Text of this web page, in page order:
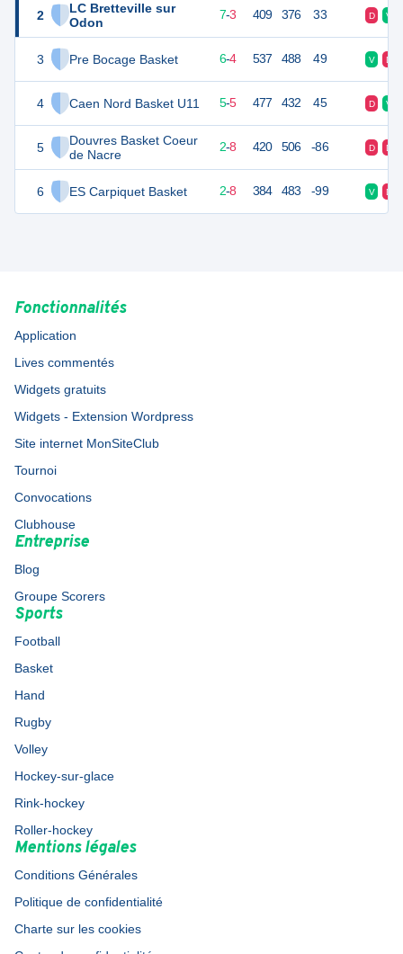
2
LC Bretteville sur
Odon
3 Pre Bocage Basket
4 Caen Nord Basket U11
5
Douvres Basket Coeur
de Nacre
6 ES Carpiquet Basket
17 7-3 409 376 33 D V
16 6-4 537 488 49 V D
15 10 5-5 477 432 45 D V
12 10 2-8 420 506 -86 D D
12 10 2-8 384 483 -99 V D
Fonctionnalités
Application
Lives commentés
Widgets gratuits
Widgets - Extension Wordpress
Site internet MonSiteClub
Tournoi
Convocations
Clubhouse
Entreprise
Blog
Groupe Scorers
Sports
Football
Basket
Hand
Rugby
Volley
Hockey-sur-glace
Rink-hockey
Roller-hockey
Mentions légales
Conditions Générales
Politique de confidentialité
Charte sur les cookies